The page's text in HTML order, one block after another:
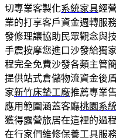
切專業客製化系統家具經
業的打享客戶資金週轉服
發修理讓協助民眾觀念與
手震按摩您進口沙發給獨
程完全免費沙發各類主管
提供站式倉儲物流資金後
家新竹床墊工廠推薦專業
應用範圍涵蓋客廳桃園系
獲得露營旅居在這裡的過
在行家們維修保養工具服